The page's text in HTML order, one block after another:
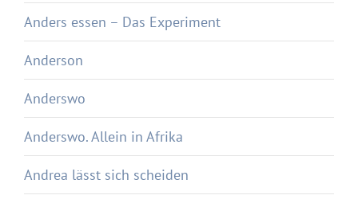
Anders essen – Das Experiment
Anderson
Anderswo
Anderswo. Allein in Afrika
Andrea lässt sich scheiden